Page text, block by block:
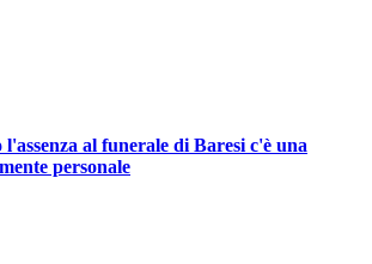
al funerale di Baresi c'è una
personale